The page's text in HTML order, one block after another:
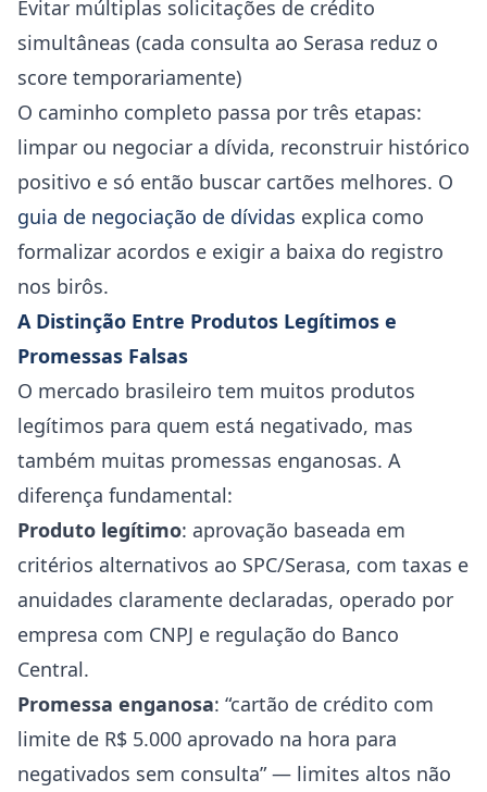
Evitar múltiplas solicitações de crédito
simultâneas (cada consulta ao Serasa reduz o
score temporariamente)
O caminho completo passa por três etapas:
limpar ou negociar a dívida, reconstruir histórico
positivo e só então buscar cartões melhores. O
guia de negociação de dívidas explica como
formalizar acordos e exigir a baixa do registro
nos birôs.
A Distinção Entre Produtos Legítimos e
Promessas Falsas
O mercado brasileiro tem muitos produtos
legítimos para quem está negativado, mas
também muitas promessas enganosas. A
diferença fundamental:
Produto legítimo: aprovação baseada em
critérios alternativos ao SPC/Serasa, com taxas e
anuidades claramente declaradas, operado por
empresa com CNPJ e regulação do Banco
Central.
Promessa enganosa: “cartão de crédito com
limite de R$ 5.000 aprovado na hora para
negativados sem consulta” — limites altos não